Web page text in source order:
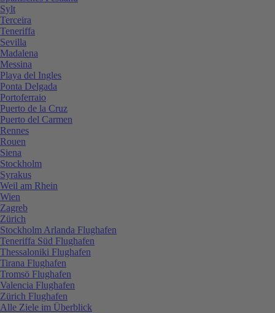
Sylt
Terceira
Teneriffa
Sevilla
Madalena
Messina
Playa del Ingles
Ponta Delgada
Portoferraio
Puerto de la Cruz
Puerto del Carmen
Rennes
Rouen
Siena
Stockholm
Syrakus
Weil am Rhein
Wien
Zagreb
Zürich
Stockholm Arlanda Flughafen
Teneriffa Süd Flughafen
Thessaloniki Flughafen
Tirana Flughafen
Tromsö Flughafen
Valencia Flughafen
Zürich Flughafen
Alle Ziele im Überblick